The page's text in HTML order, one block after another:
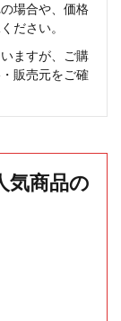
場合や、価格
ださい。
ますが、ご購
販売元をご確
気商品の